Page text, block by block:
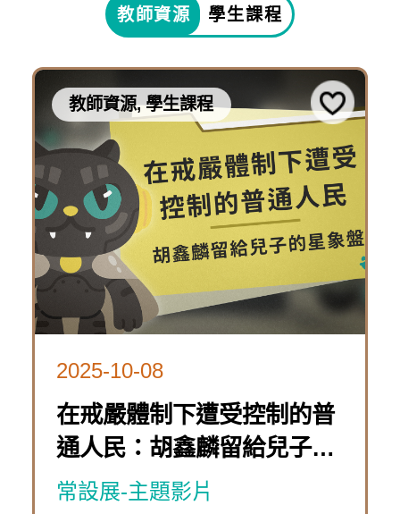
課
程
〈常
設
展
主
題
影
片〉
在
戒
嚴
體
制
下
常
設
展-
主
影
片
2025-
10-
「萬
時
歷
團：
前
進
線
遊
戲
載
資
源
包
2025-
10-
08
「萬
4249
教師資源 學生課程
教師資源, 學生課程
2025-10-08
在戒嚴體制下遭受控制的普
通人民：胡鑫麟留給兒子的
星象盤
常設展-主題影片